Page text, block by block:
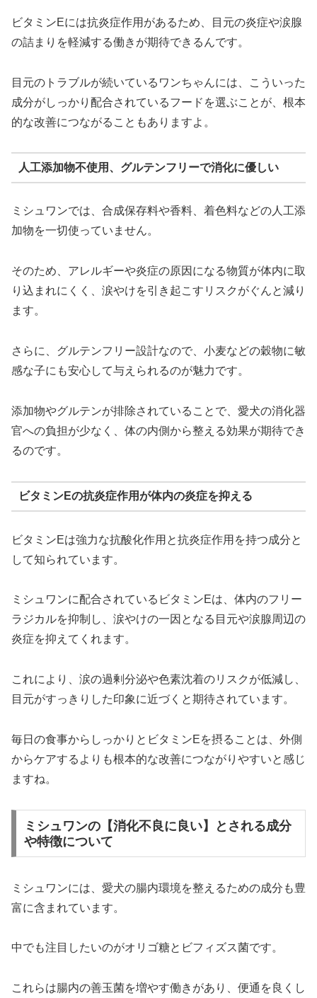
ビタミンEには抗炎症作用があるため、目元の炎症や涙腺
の詰まりを軽減する働きが期待できるんです。
目元のトラブルが続いているワンちゃんには、こういった
成分がしっかり配合されているフードを選ぶことが、根本
的な改善につながることもありますよ。
人工添加物不使用、グルテンフリーで消化に優しい
ミシュワンでは、合成保存料や香料、着色料などの人工添
加物を一切使っていません。
そのため、アレルギーや炎症の原因になる物質が体内に取
り込まれにくく、涙やけを引き起こすリスクがぐんと減り
ます。
さらに、グルテンフリー設計なので、小麦などの穀物に敏
感な子にも安心して与えられるのが魅力です。
添加物やグルテンが排除されていることで、愛犬の消化器
官への負担が少なく、体の内側から整える効果が期待でき
るのです。
ビタミンEの抗炎症作用が体内の炎症を抑える
ビタミンEは強力な抗酸化作用と抗炎症作用を持つ成分と
して知られています。
ミシュワンに配合されているビタミンEは、体内のフリー
ラジカルを抑制し、涙やけの一因となる目元や涙腺周辺の
炎症を抑えてくれます。
これにより、涙の過剰分泌や色素沈着のリスクが低減し、
目元がすっきりした印象に近づくと期待されています。
毎日の食事からしっかりとビタミンEを摂ることは、外側
からケアするよりも根本的な改善につながりやすいと感じ
ますね。
ミシュワンの【消化不良に良い】とされる成分
や特徴について
ミシュワンには、愛犬の腸内環境を整えるための成分も豊
富に含まれています。
中でも注目したいのがオリゴ糖とビフィズス菌です。
これらは腸内の善玉菌を増やす働きがあり、便通を良くし